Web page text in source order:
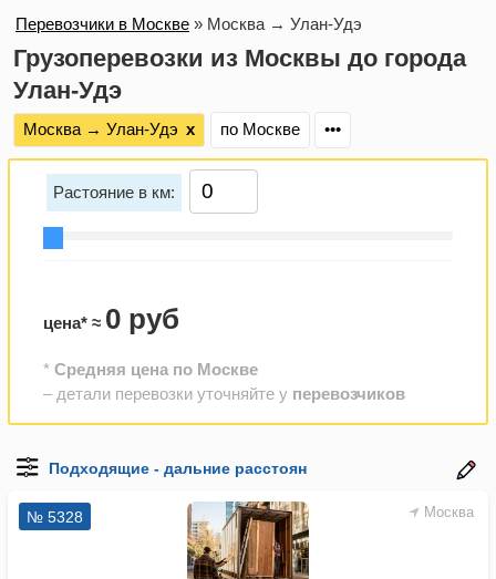
Перевозчики в Москве » Москва → Улан-Удэ
Грузоперевозки из Москвы до города
Улан-Удэ
Москва → Улан-Удэ х по Москве •••
Растояние в км:
цена* ≈ 0 руб
* Средняя цена по Москве
– детали перевозки уточняйте у перевозчиков
Москва
№ 5328